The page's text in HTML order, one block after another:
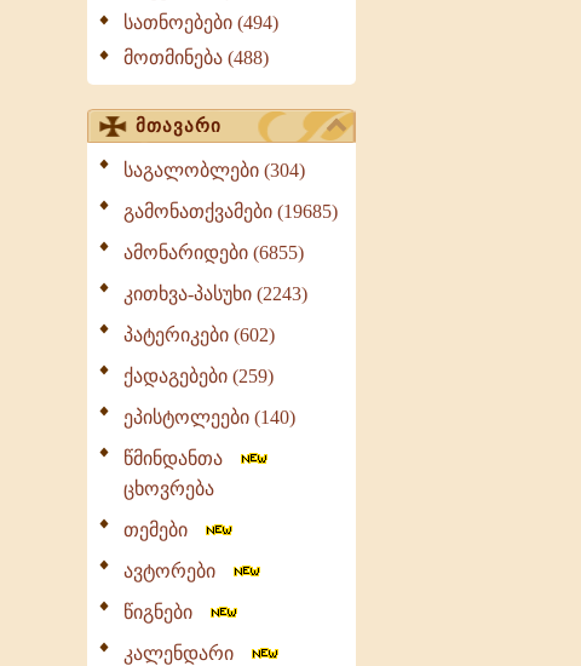
სათნოებები (494)
მოთმინება (488)
მთავარი
საგალობლები (304)
გამონათქვამები (19685)
ამონარიდები (6855)
კითხვა-პასუხი (2243)
პატერიკები (602)
ქადაგებები (259)
ეპისტოლეები (140)
წმინდანთა
ცხოვრება
თემები
ავტორები
წიგნები
კალენდარი